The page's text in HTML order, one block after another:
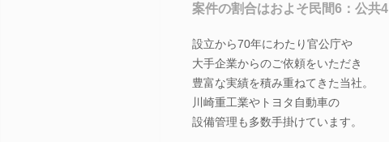
案件の割合はおよそ民間6：公共4
設立から70年にわたり官公庁や
大手企業からのご依頼をいただき
豊富な実績を積み重ねてきた当社。
川崎重工業やトヨタ自動車の
設備管理も多数手掛けています。